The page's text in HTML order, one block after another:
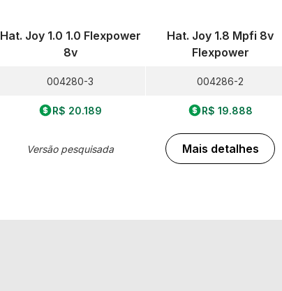
Hat. Joy 1.0 1.0 Flexpower
8v
004280-3
R$ 20.189
Versão pesquisada
Hat. Joy 1.8 Mpfi 8v
Flexpower
004286-2
R$ 19.888
Mais detalhes